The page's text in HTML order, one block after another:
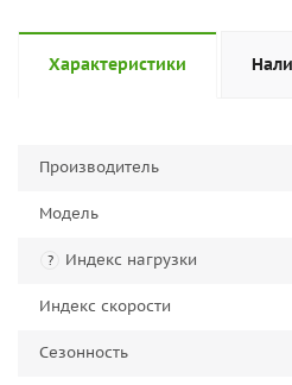
Характеристики
Производитель
Модель
? Индекс нагрузки
Индекс скорости
Сезонность